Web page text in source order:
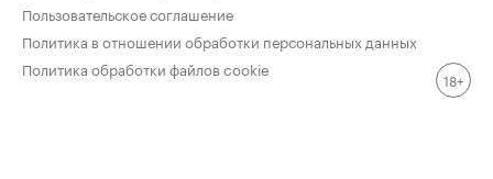
Пользовательское соглашение
Политика в отношении обработки персональных данных
Политика обработки файлов cookie
18+